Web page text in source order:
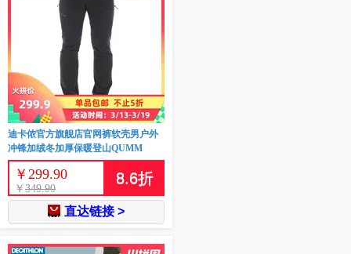
迪卡侬官方旗舰店官网裤软壳男户外
冲锋加绒冬加厚保暖登山QUMM
￥ 299.90
￥ 349.90
8.6折
直达链接 >